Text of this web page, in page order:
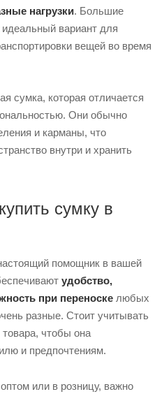
нагрузки. Большие
вариант для
вещей во время
сумка, которая отличается
Они обычно
и карманы, что
внутри и хранить
сумку в
помощник в вашей
удобство,
при переноске любых
разные. Стоит учитывать
чтобы она
и предпочтениям.
или в розницу, важно